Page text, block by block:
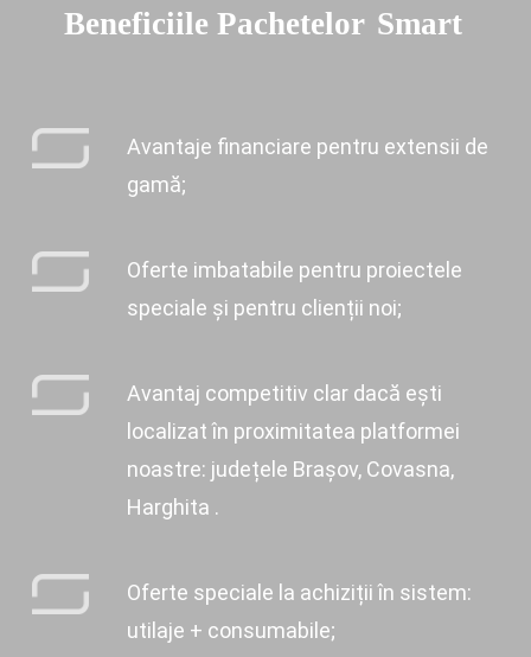
Beneficiile Pachetelor Smart
Avantaje financiare pentru extensii de
gamă;
Oferte imbatabile pentru proiectele
speciale și pentru clienții noi;
Avantaj competitiv clar dacă ești
localizat în proximitatea platformei
noastre: județele Brașov, Covasna,
Harghita .
Oferte speciale la achiziții în sistem:
utilaje + consumabile;